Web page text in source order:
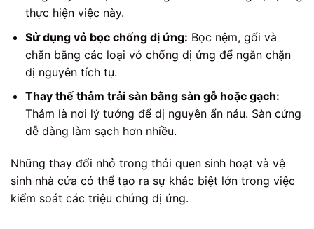
thực hiện việc này.
Sử dụng vỏ bọc chống dị ứng: Bọc nệm, gối và
chăn bằng các loại vỏ chống dị ứng để ngăn chặn
dị nguyên tích tụ.
Thay thế thảm trải sàn bằng sàn gỗ hoặc gạch:
Thảm là nơi lý tưởng để dị nguyên ẩn náu. Sàn cứng
dễ dàng làm sạch hơn nhiều.
Những thay đổi nhỏ trong thói quen sinh hoạt và vệ
sinh nhà cửa có thể tạo ra sự khác biệt lớn trong việc
kiểm soát các triệu chứng dị ứng.